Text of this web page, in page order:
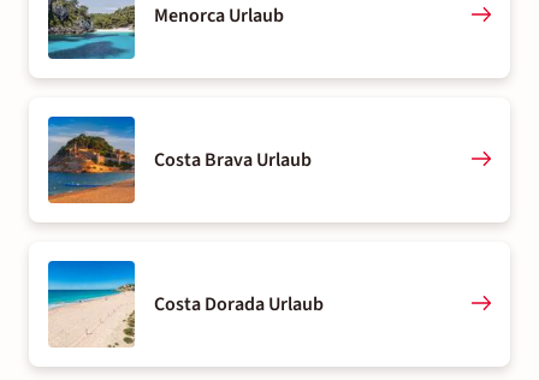
Menorca Urlaub
Costa Brava Urlaub
Costa Dorada Urlaub